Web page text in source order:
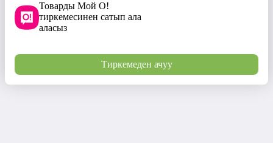
Товарды Мой О!
тиркемесинен сатып ала
аласыз
Тиркемеден ачуу